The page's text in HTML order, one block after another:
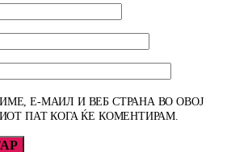
Е-МАИЛ И ВЕБ СТРАНА ВО ОВОЈ
ПАТ КОГА ЌЕ КОМЕНТИРАМ.